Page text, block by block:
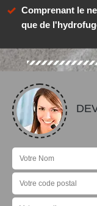
Comprenant le
que de